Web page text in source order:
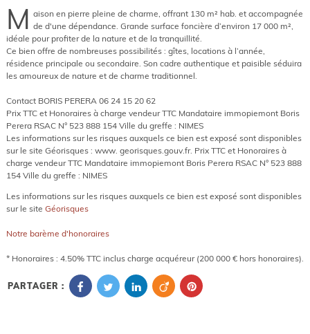
M aison en pierre pleine de charme, offrant 130 m² hab. et accompagnée
de d'une dépendance. Grande surface foncière d’environ 17 000 m²,
idéale pour profiter de la nature et de la tranquillité.
Ce bien offre de nombreuses possibilités : gîtes, locations à l’année,
résidence principale ou secondaire. Son cadre authentique et paisible séduira
les amoureux de nature et de charme traditionnel.
Contact BORIS PERERA 06 24 15 20 62
Prix TTC et Honoraires à charge vendeur TTC Mandataire immopiemont Boris
Perera RSAC N° 523 888 154 Ville du greffe : NIMES
Les informations sur les risques auxquels ce bien est exposé sont disponibles
sur le site Géorisques : www. georisques.gouv.fr. Prix TTC et Honoraires à
charge vendeur TTC Mandataire immopiemont Boris Perera RSAC N° 523 888
154 Ville du greffe : NIMES
Les informations sur les risques auxquels ce bien est exposé sont disponibles
sur le site Géorisques
Notre barème d'honoraires
* Honoraires : 4.50% TTC inclus charge acquéreur (200 000 € hors honoraires).
PARTAGER :